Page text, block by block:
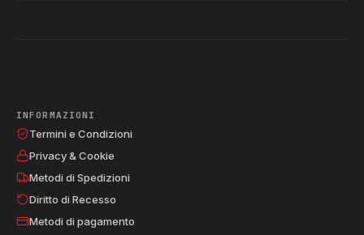
INFORMAZIONI
Termini e Condizioni
Privacy & Cookie
Metodi di Spedizioni
Diritto di Recesso
Metodi di pagamento